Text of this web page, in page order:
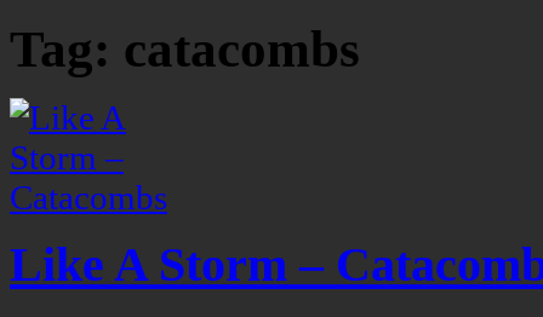
Tag: catacombs
Like A Storm –